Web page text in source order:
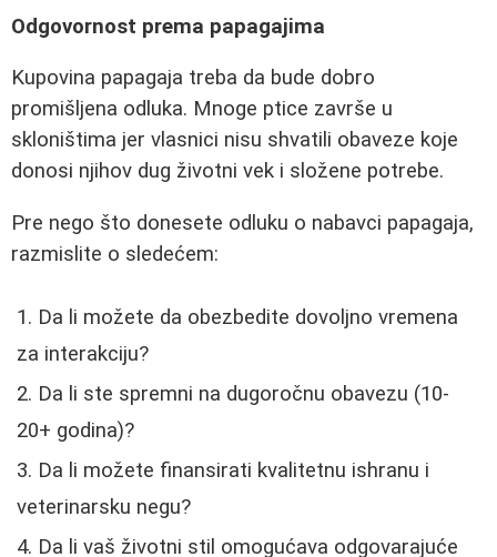
Odgovornost prema papagajima
Kupovina papagaja treba da bude dobro
promišljena odluka. Mnoge ptice završe u
skloništima jer vlasnici nisu shvatili obaveze koje
donosi njihov dug životni vek i složene potrebe.
Pre nego što donesete odluku o nabavci papagaja,
razmislite o sledećem:
Da li možete da obezbedite dovoljno vremena
za interakciju?
Da li ste spremni na dugoročnu obavezu (10-
20+ godina)?
Da li možete finansirati kvalitetnu ishranu i
veterinarsku negu?
Da li vaš životni stil omogućava odgovarajuće